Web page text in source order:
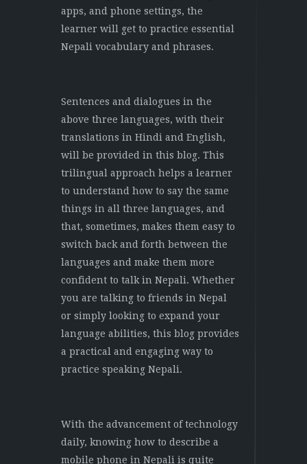
apps, and phone settings, the
learner will get to practice essential
Nepali vocabulary and phrases.
Sentences and dialogues in the
above three languages, with their
translations in Hindi and English,
will be provided in this blog. This
trilingual approach helps a learner
to understand how to say the same
things in all three languages, and
that, sometimes, makes them easy to
switch back and forth between the
languages and make them more
confident to talk in Nepali. Whether
you are talking to friends in Nepal
or simply looking to expand your
language abilities, this blog provides
a practical and engaging way to
practice speaking Nepali.
With the advancement of technology
daily, knowing how to describe a
mobile phone in Nepali is quite